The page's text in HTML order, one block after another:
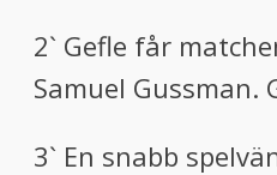
2` Gefle får
Samuel
3` En snabb